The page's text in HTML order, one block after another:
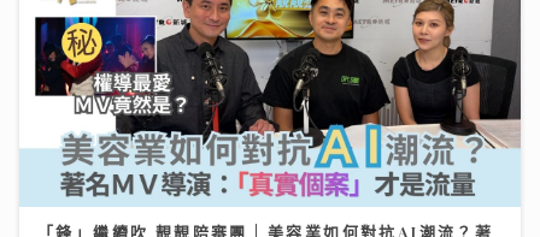
「鋒」繼續吹 靚靚陪審團 | 美容業如何對抗AI潮流？著